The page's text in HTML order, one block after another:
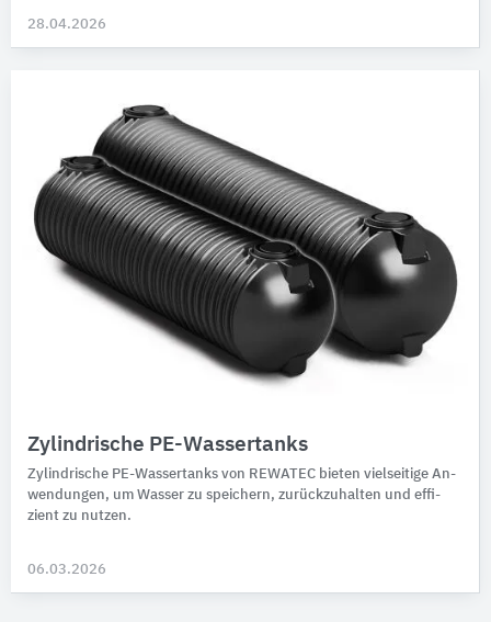
28.04.2026
Zylindrische PE-Wassertanks
Zylindrische PE-Wasser­tanks von REWATEC bieten viel­seitige An­
wen­dungen, um Wasser zu speichern, zurück­zu­halten und effi­
zient zu nutzen.
06.03.2026